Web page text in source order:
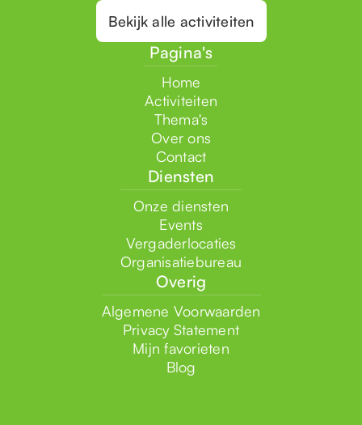
Bekijk alle activiteiten
Pagina's
Home
Activiteiten
Thema's
Over ons
Contact
Diensten
Onze diensten
Events
Vergaderlocaties
Organisatiebureau
Overig
Algemene Voorwaarden
Privacy Statement
Mijn favorieten
Blog